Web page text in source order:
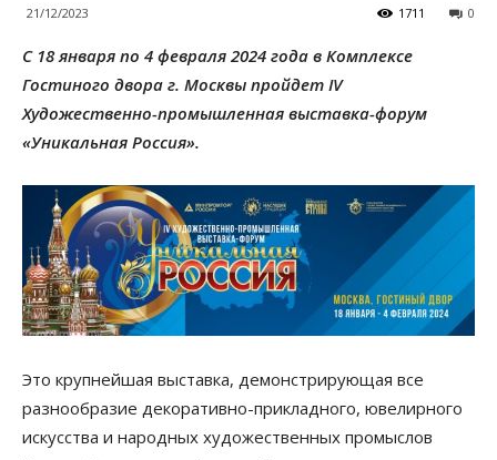
21/12/2023 0
1711
С 18 января по 4 февраля 2024 года в Комплексе
Гостиного двора г. Москвы пройдет IV
Художественно-промышленная выставка-форум
«Уникальная Россия».
Это крупнейшая выставка, демонстрирующая все
разнообразие декоративно-прикладного, ювелирного
искусства и народных художественных промыслов